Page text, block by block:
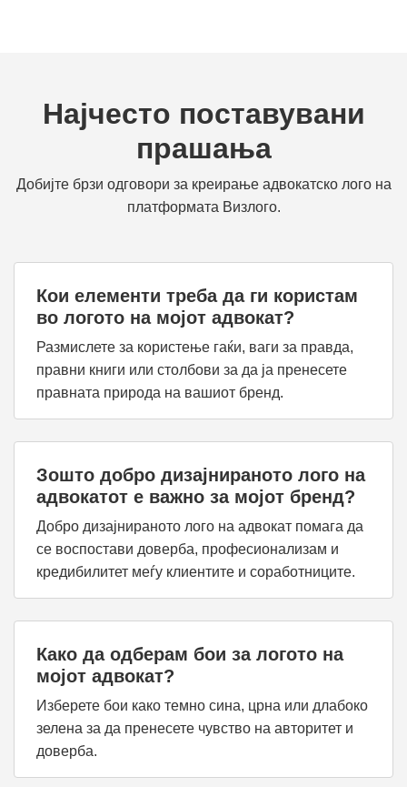
Најчесто поставувани
прашања
Добијте брзи одговори за креирање адвокатско лого на
платформата Визлого.
Кои елементи треба да ги користам
во логото на мојот адвокат?
Размислете за користење гаќи, ваги за правда,
правни книги или столбови за да ја пренесете
правната природа на вашиот бренд.
Зошто добро дизајнираното лого на
адвокатот е важно за мојот бренд?
Добро дизајнираното лого на адвокат помага да
се воспостави доверба, професионализам и
кредибилитет меѓу клиентите и соработниците.
Како да одберам бои за логото на
мојот адвокат?
Изберете бои како темно сина, црна или длабоко
зелена за да пренесете чувство на авторитет и
доверба.